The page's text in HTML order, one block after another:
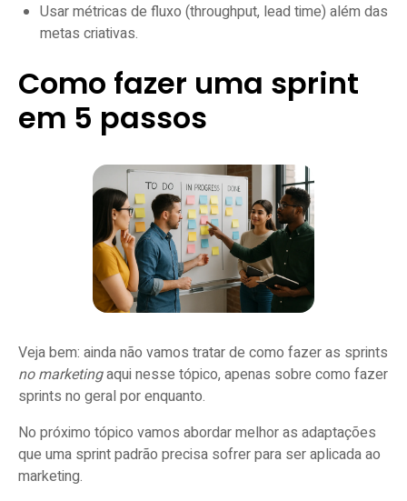
Usar métricas de fluxo (throughput, lead time) além das
metas criativas.
Como fazer uma sprint
em 5 passos
Veja bem: ainda não vamos tratar de como fazer as sprints
no marketingaqui nesse tópico, apenas sobre como fazer
sprints no geral por enquanto.
No próximo tópico vamos abordar melhor as adaptações
que uma sprint padrão precisa sofrer para ser aplicada ao
marketing.